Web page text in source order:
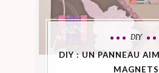
DIY
DIY : UN PANNEAU
MAGNETS